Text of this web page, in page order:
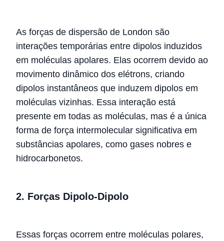
As forças de dispersão de London são
interações temporárias entre dipolos induzidos
em moléculas apolares. Elas ocorrem devido ao
movimento dinâmico dos elétrons, criando
dipolos instantâneos que induzem dipolos em
moléculas vizinhas. Essa interação está
presente em todas as moléculas, mas é a única
forma de força intermolecular significativa em
substâncias apolares, como gases nobres e
hidrocarbonetos.
2. Forças Dipolo-Dipolo
Essas forças ocorrem entre moléculas polares,